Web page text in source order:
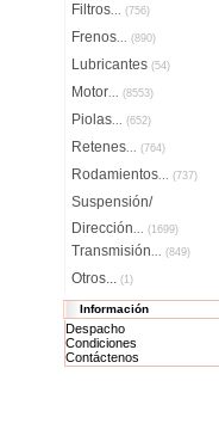
Filtros... (756)
Frenos... (890)
Lubricantes (54)
Motor... (8553)
Piolas... (652)
Retenes... (764)
Rodamientos... (737)
Suspensión/
Dirección... (1699)
Transmisión... (849)
Otros... (1)
Información
Despacho
Condiciones
Contáctenos